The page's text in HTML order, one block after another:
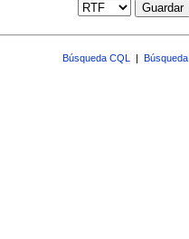
Guardar
Búsqueda CQL